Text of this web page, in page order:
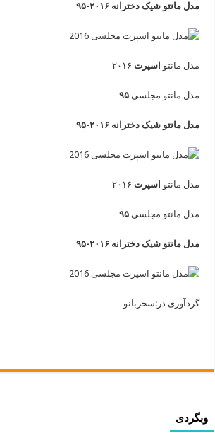
مدل مانتو شیک دخترانه ۲۰۱۶-۹۵
مدل مانتو اسپرت
مدل مانتو مجلسی۹۵
مدل مانتو شیک دخترانه ۲۰۱۶-۹۵
مدل مانتو اسپرت
مدل مانتو مجلسی۹۵
مدل مانتو شیک دخترانه ۲۰۱۶-۹۵
گردآوری در:سحربانو
وبگردی